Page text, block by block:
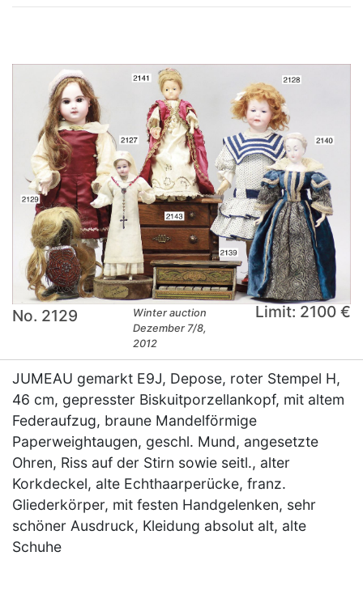
No. 2129
Winter auction
Dezember 7/8,
2012
Limit: 2100 €
JUMEAU gemarkt E9J, Depose, roter Stempel H,
46 cm, gepresster Biskuitporzellankopf, mit altem
Federaufzug, braune Mandelförmige
Paperweightaugen, geschl. Mund, angesetzte
Ohren, Riss auf der Stirn sowie seitl., alter
Korkdeckel, alte Echthaarperücke, franz.
Gliederkörper, mit festen Handgelenken, sehr
schöner Ausdruck, Kleidung absolut alt, alte
Schuhe